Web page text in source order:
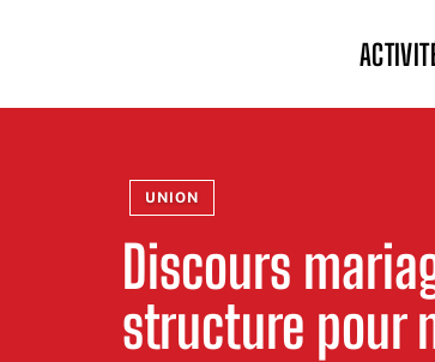
UNION
Discours
structure pour